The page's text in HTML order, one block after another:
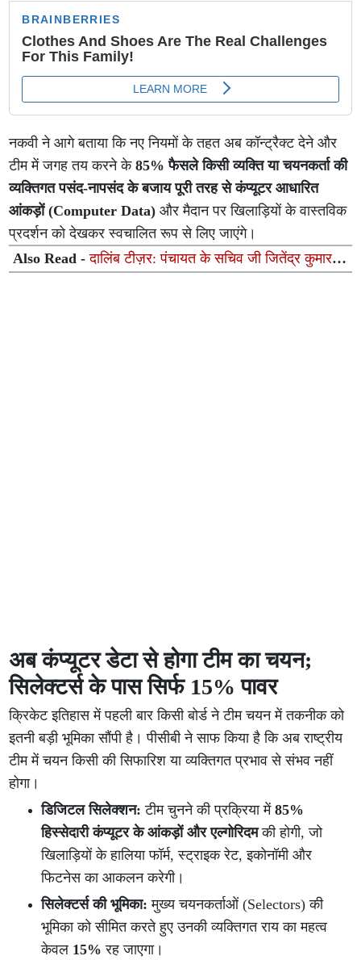
नकवी ने आगे बताया कि नए नियमों के तहत अब कॉन्ट्रैक्ट देने और
टीम में जगह तय करने के85% फैसले किसी व्यक्ति या चयनकर्ता की
व्यक्तिगत पसंद-नापसंद के बजाय पूरी तरह से कंप्यूटर आधारित
आंकड़ों (Computer Data) और मैदान पर खिलाड़ियों के वास्तविक
प्रदर्शन को देखकर स्वचालित रूप से लिए जाएंगे।
Also Read -दालिंब टीज़र: पंचायत के सचिव जी जितेंद्र कुमार
का सबसे अलग अवतार 47 सेकेंड की झलक ने बढ़ाया सस्पेंस
अब कंप्यूटर डेटा से होगा टीम का चयन;
सिलेक्टर्स के पास सिर्फ 15% पावर
क्रिकेट इतिहास में पहली बार किसी बोर्ड ने टीम चयन में तकनीक को
इतनी बड़ी भूमिका सौंपी है। पीसीबी ने साफ किया है कि अब राष्ट्रीय
टीम में चयन किसी की सिफारिश या व्यक्तिगत प्रभाव से संभव नहीं
होगा।
डिजिटल सिलेक्शन: टीम चुनने की प्रक्रिया में85%
हिस्सेदारी कंप्यूटर के आंकड़ों और एल्गोरिदमकी होगी, जो
खिलाड़ियों के हालिया फॉर्म, स्ट्राइक रेट, इकोनॉमी और
फिटनेस का आकलन करेगी।
सिलेक्टर्स की भूमिका: मुख्य चयनकर्ताओं (Selectors) की
भूमिका को सीमित करते हुए उनकी व्यक्तिगत राय का महत्व
केवल 15% रह जाएगा।